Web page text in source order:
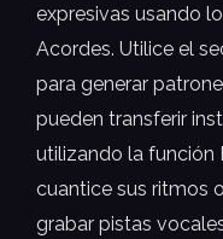
expresivas usando
Acordes. Utilice el
para generar
pueden transferir
utilizando la función
cuantice sus ritmos
grabar pistas